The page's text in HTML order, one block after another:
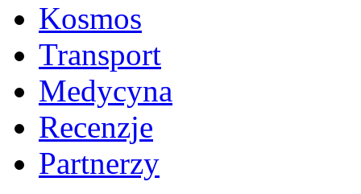
Kosmos
Transport
Medycyna
Recenzje
Partnerzy